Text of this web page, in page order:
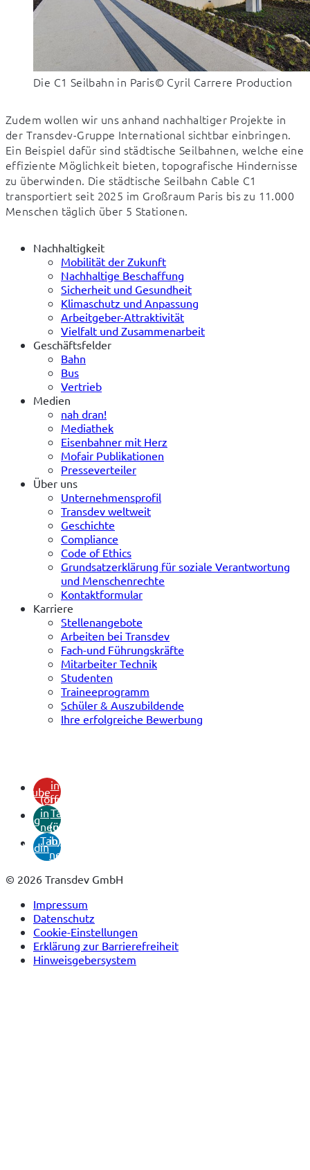
Die C1 Seilbahn in Paris© Cyril Carrere Production
Zudem wollen wir uns anhand nachhaltiger Projekte in
der Transdev-Gruppe International sichtbar einbringen.
Ein Beispiel dafür sind städtische Seilbahnen, welche eine
effiziente Möglichkeit bieten, topografische Hindernisse
zu überwinden. Die städtische Seilbahn Cable C1
transportiert seit 2025 im Großraum Paris bis zu 11.000
Menschen täglich über 5 Stationen.
Nachhaltigkeit
Mobilität der Zukunft
Nachhaltige Beschaffung
Sicherheit und Gesundheit
Klimaschutz und Anpassung
Arbeitgeber-Attraktivität
Vielfalt und Zusammenarbeit
Geschäftsfelder
Bahn
Bus
Vertrieb
Medien
nah dran!
Mediathek
Eisenbahner mit Herz
Mofair Publikationen
Presseverteiler
Über uns
Unternehmensprofil
Transdev weltweit
Geschichte
Compliance
Code of Ethics
Grundsatzerklärung für soziale Verantwortung
und Menschenrechte
Kontaktformular
Karriere
Stellenangebote
Arbeiten bei Transdev
Fach-und Führungskräfte
Mitarbeiter Technik
Studenten
Traineeprogramm
Schüler & Auszubildende
Ihre erfolgreiche Bewerbung
youtubein
neuem
Tab)
xing
(öffnet
in
neuem
Tab)
linkedin
(öffnet
in
neuem
© 2026 Transdev GmbH
Impressum
Datenschutz
Cookie-Einstellungen
Erklärung zur Barrierefreiheit
Hinweisgebersystem